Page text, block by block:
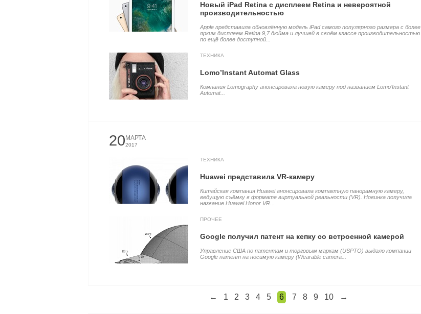
Новый iPad Retina с дисплеем Retina и невероятной
производительностью
Apple представила обновлённую модель iPad самого популярного размера с более
ярким дисплеем Retina 9,7 дюйма и лучшей в своём классе производительностью
по ещё более доступной...
ТЕХНИКА
Lomo’Instant Automat Glass
Компания Lomography анонсировала новую камеру под названием Lomo’Instant
Automat...
20 МАРТА
2017
ТЕХНИКА
Huawei представила VR-камеру
Китайская компания Huawei анонсировала компактную панорамную камеру,
ведущую съёмку в формате виртуальной реальности (VR). Новинка получила
название Huawei Honor VR...
ПРОЧЕЕ
Google получил патент на кепку со встроенной камерой
Управление США по патентам и торговым маркам (USPTO) выдало компании
Google патент на носимую камеру (Wearable camera...
← 1 2 3 4 5 6 7 8 9 10 →